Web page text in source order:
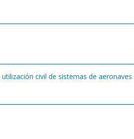
civil de sistemas de aeronaves